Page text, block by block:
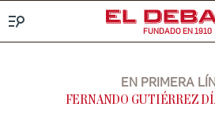
FUNDADO EN 1910
EN PRIMERA
FERNANDO GUTIÉRREZ